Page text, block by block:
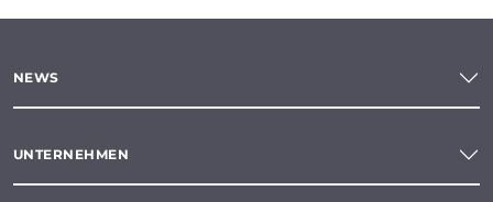
NEWS
UNTERNEHMEN